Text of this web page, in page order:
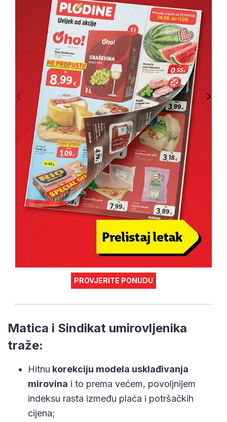
PROVJERITE PONUDU
Matica i Sindikat umirovljenika
traže:
Hitnu korekciju modela usklađivanja
mirovina i to prema većem, povoljnijem
indeksu rasta između plaća i potršačkih
cijena;